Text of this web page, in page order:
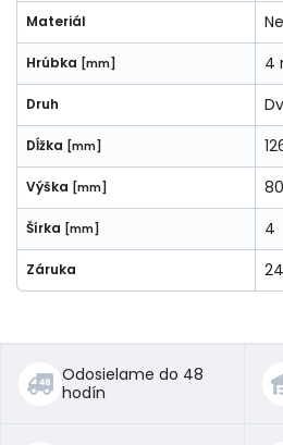
Materiál
Hrúbka [mm] 4
Druh
Dĺžka [mm]
Výška [mm]
Šírka [mm] 4
Záruka
Odosielame do 48
hodín